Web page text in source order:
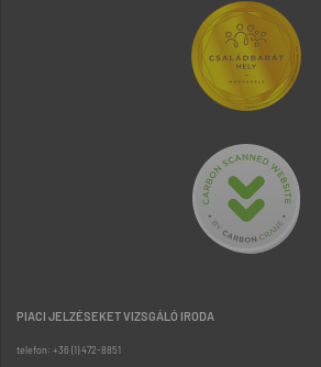
PIACI JELZÉSEKET VIZSGÁLÓ IRODA
telefon: +36 (1) 472-8851